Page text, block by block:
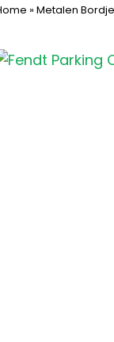
» Metalen